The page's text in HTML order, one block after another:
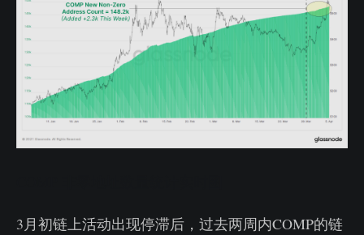
3月初链上活动出现停滞后，过去两周内COMP的链